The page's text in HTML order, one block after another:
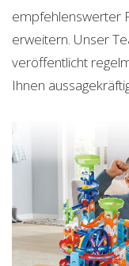
empfehlenswerter
erweitern. Unser
veröffentlicht
Ihnen